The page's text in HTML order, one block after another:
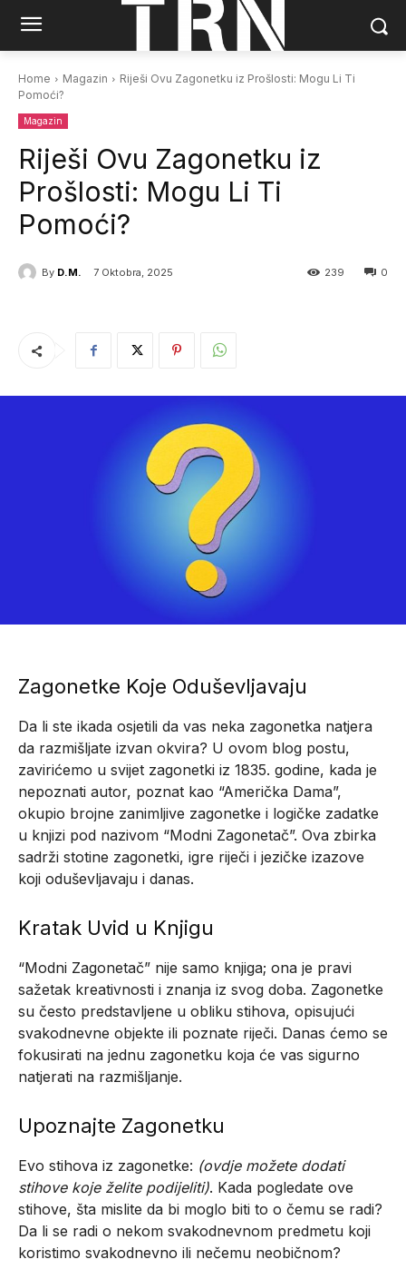
Home Magazin
Riješi Ovu Zagonetku iz Prošlosti: Mogu Li Ti
Pomoći?
Magazin
Riješi Ovu Zagonetku iz
Prošlosti: Mogu Li Ti
Pomoći?
By D.M. 7 Oktobra, 2025 0
239
Zagonetke Koje Oduševljavaju
Da li ste ikada osjetili da vas neka zagonetka natjera
da razmišljate izvan okvira? U ovom blog postu,
zavirićemo u svijet zagonetki iz 1835. godine, kada je
nepoznati autor, poznat kao “Američka Dama”,
okupio brojne zanimljive zagonetke i logičke zadatke
u knjizi pod nazivom “Modni Zagonetač”. Ova zbirka
sadrži stotine zagonetki, igre riječi i jezičke izazove
koji oduševljavaju i danas.
Kratak Uvid u Knjigu
“Modni Zagonetač” nije samo knjiga; ona je pravi
sažetak kreativnosti i znanja iz svog doba. Zagonetke
su često predstavljene u obliku stihova, opisujući
svakodnevne objekte ili poznate riječi. Danas ćemo se
fokusirati na jednu zagonetku koja će vas sigurno
natjerati na razmišljanje.
Upoznajte Zagonetku
Evo stihova iz zagonetke: (ovdje možete dodati
stihove koje želite podijeliti). Kada pogledate ove
stihove, šta mislite da bi moglo biti to o čemu se radi?
Da li se radi o nekom svakodnevnom predmetu koji
koristimo svakodnevno ili nečemu neobičnom?